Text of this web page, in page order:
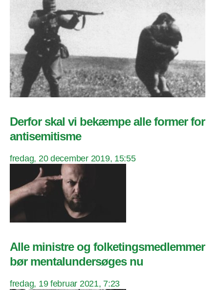
Derfor skal vi bekæmpe alle former for
antisemitisme
fredag, 20 december 2019, 15:55
Alle ministre og folketingsmedlemmer
bør mentalundersøges nu
fredag, 19 februar 2021, 7:23